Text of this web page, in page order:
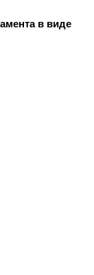
в виде